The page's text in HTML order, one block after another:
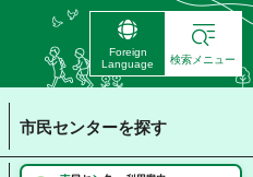
Foreign
Language
検索メニュー
市民センターを探す